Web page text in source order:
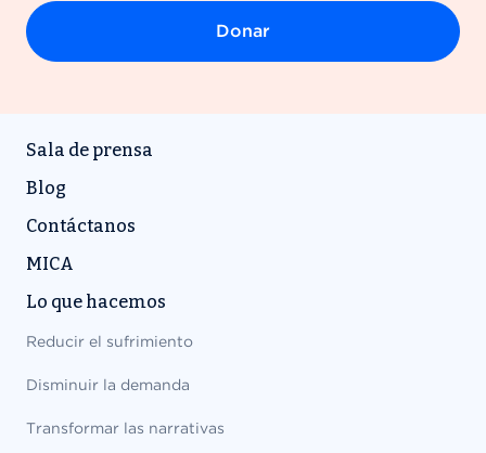
Donar
Sala de prensa
Blog
Contáctanos
MICA
Lo que hacemos
Reducir el sufrimiento
Disminuir la demanda
Transformar las narrativas